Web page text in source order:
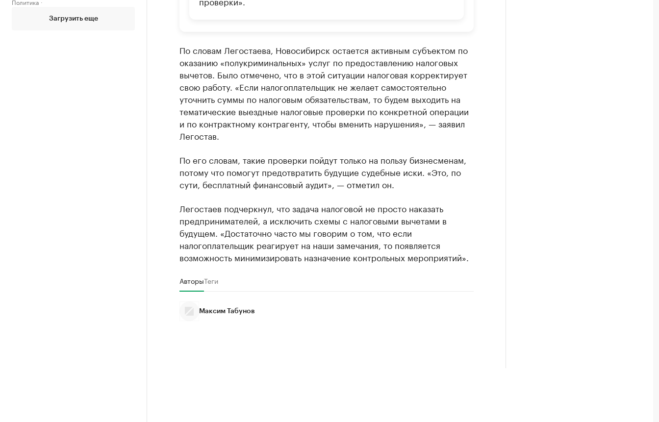
Загрузить еще
По словам Легостаева, Новосибирск остается активным субъектом по
оказанию «полукриминальных» услуг по предоставлению налоговых
вычетов. Было отмечено, что в этой ситуации налоговая корректирует
свою работу. «Если налогоплательщик не желает самостоятельно
уточнить суммы по налоговым обязательствам, то будем выходить на
тематические выездные налоговые проверки по конкретной операции
и по контрактному контрагенту, чтобы вменить нарушения», — заявил
Легостав.
По его словам, такие проверки пойдут только на пользу бизнесменам,
потому что помогут предотвратить будущие судебные иски. «Это, по
сути, бесплатный финансовый аудит», — отметил он.
Легостаев подчеркнул, что задача налоговой не просто наказать
предпринимателей, а исключить схемы с налоговыми вычетами в
будущем. «Достаточно часто мы говорим о том, что если
налогоплательщик реагирует на наши замечания, то появляется
возможность минимизировать назначение контрольных мероприятий».
АвторыТеги
Максим Табунов